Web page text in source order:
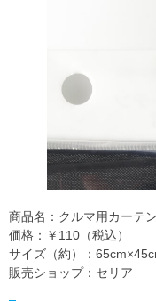
商品名：クルマ用カーテ
価格：￥110（税込）
サイズ（約）：
販売ショップ：セリア